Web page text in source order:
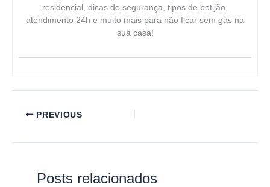
residencial, dicas de segurança, tipos de botijão,
atendimento 24h e muito mais para não ficar sem gás na
sua casa!
PREVIOUS
Posts relacionados